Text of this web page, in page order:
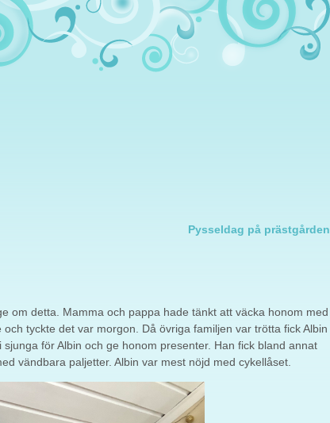
Pysseldag på prästgården
om detta. Mamma och pappa hade tänkt att väcka honom med
tyckte det var morgon. Då övriga familjen var trötta fick Albin
för Albin och ge honom presenter. Han fick bland annat
vändbara paljetter. Albin var mest nöjd med cykellåset.